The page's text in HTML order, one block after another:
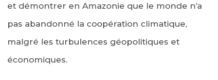
et démontrer en Amazonie que le monde n’a
pas abandonné la coopération climatique,
malgré les turbulences géopolitiques et
économiques.